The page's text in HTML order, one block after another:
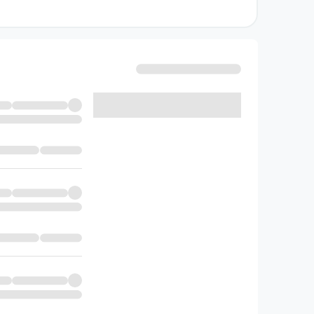
آزمون‌های شبیه‌ساز نهایی
مولفان موج ۲۰ شیمی دوازدهم
سوال برسند. در ادامه با تکیه بر همین
آزمون جامع نهایی کل کتاب
تعدادی از آزمون‌های انتهای کتاب، همان
پرسش‌های دوره‌های گذشته می‌توانید با این
مرتبط را نیز مطالعه کنید و از بررسی دوباره